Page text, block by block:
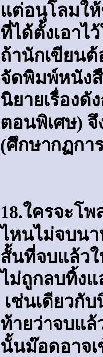
แต่อนุโลมใ
ที่ได้ตั้งเอา
ถ้านักเขียนต้
จัดพิมพ์หนัง
นิยายเรื่องดั
ตอนพิเศษ)
(ศึกษากฏกา
18.ใครจะโ
ไหนไม่จบนา
สั้นที่จบแล้ว
ไม่ถูกลบทิ้งแ
เช่นเดียวกั
ท้ายว่าจบแล้
นั้นม๊อดอาจ